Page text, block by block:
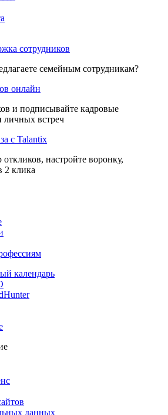
сотрудников
семейным сотрудникам?
онлайн
и подписывайте кадровые
личных встреч
с Talantix
настройте воронку,
2 клика
календарь
данных